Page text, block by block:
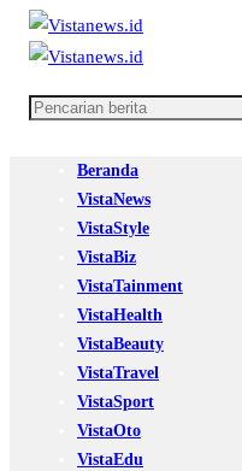
Beranda
VistaNews
VistaStyle
VistaBiz
VistaTainment
VistaHealth
VistaBeauty
VistaTravel
VistaSport
VistaOto
VistaEdu